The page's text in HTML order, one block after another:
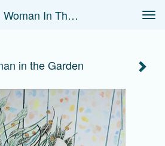
Karla Van Geldrop - Woman In The Garden
in the Garden